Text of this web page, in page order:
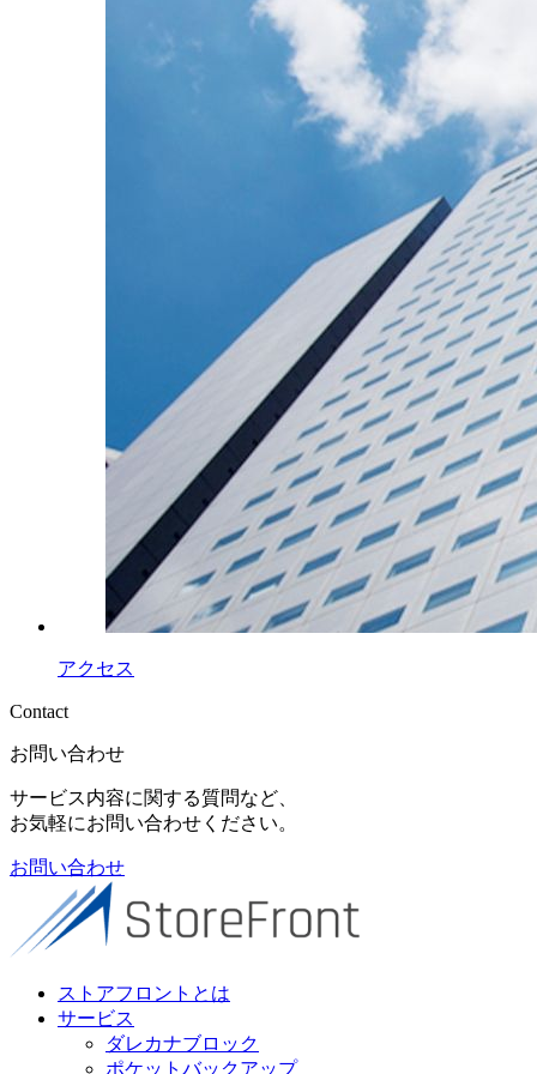
アクセス
Contact
お問い合わせ
サービス内容に関する質問など、
お気軽にお問い合わせください。
お問い合わせ
ストアフロントとは
サービス
ダレカナブロック
ポケットバックアップ